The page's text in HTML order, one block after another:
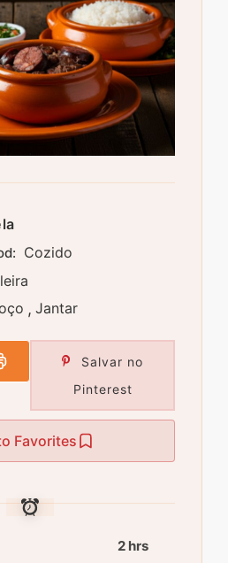
Cozido
, Jantar
Salvar no
Pinterest
Favorites
2 hrs